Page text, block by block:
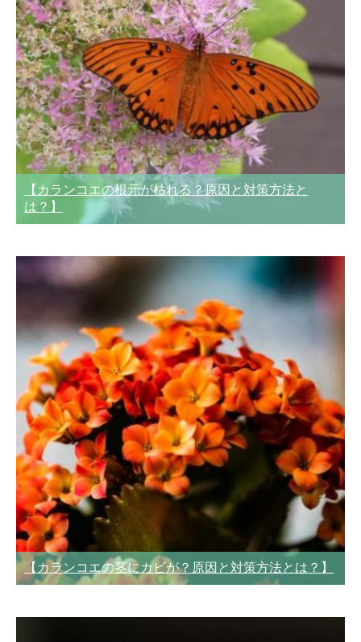
【カランコエの根元が枯れる？原因と対策方法と
は？】
【カランコエの茎にカビが？原因と対策方法とは？】